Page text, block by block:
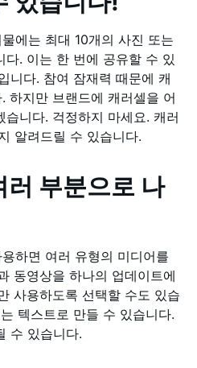
에는 최대 10개의 사진 또는
다. 이는 한 번에 공유할 수 있
니다. 참여 잠재력 때문에 캐
하지만 브랜드에 캐러셀을 어
니다. 걱정하지 마세요. 캐러
알려드릴 수 있습니다.
러 부분으로 나
하면 여러 유형의 미디어를
동영상을 하나의 업데이트에
사용하도록 선택할 수도 있습
텍스트로 만들 수 있습니다.
수 있습니다.